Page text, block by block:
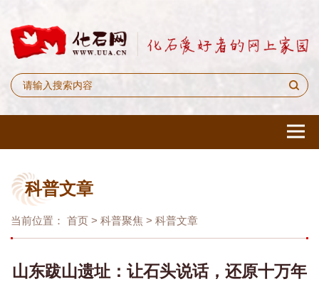
科普文章
当前位置： 首页 > 科普聚焦 > 科普文章
山东跋山遗址：让石头说话，还原十万年